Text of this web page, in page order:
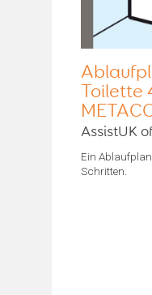
Toilette
AssistUK
Ein
Schritten.